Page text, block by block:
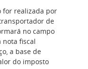
for realizada por
de
no campo
nota fiscal
a base de
do imposto